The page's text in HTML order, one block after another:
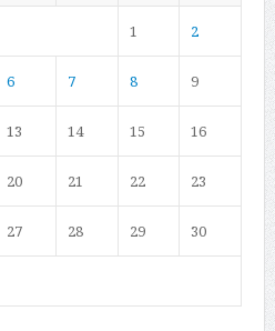
1 2
6 7 8 9
13 14 15 16
20 21 22 23
27 28 29 30